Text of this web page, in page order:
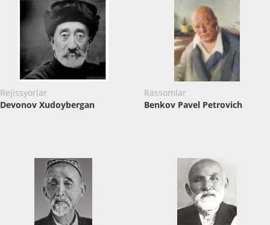
Rejissyorlar
Devonov Xudoybergan
Rassomlar
Benkov Pavel Petrovich